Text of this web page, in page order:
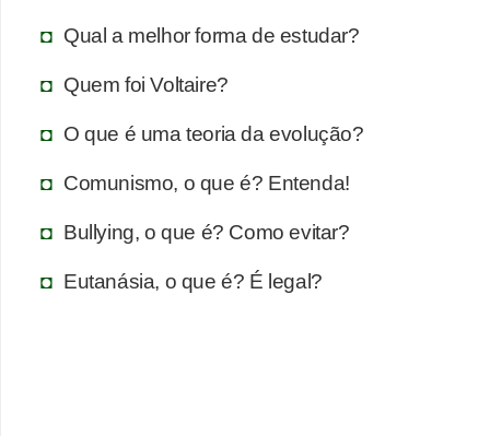
Qual a melhor forma de estudar?
Quem foi Voltaire?
O que é uma teoria da evolução?
Comunismo, o que é? Entenda!
Bullying, o que é? Como evitar?
Eutanásia, o que é? É legal?